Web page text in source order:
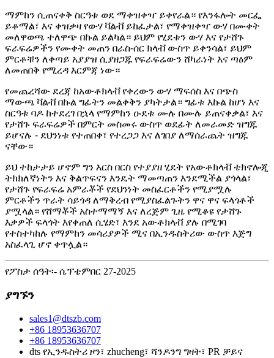
ማምከን ሲጠናቀቅ ስርዓቱ ወደ ማቀዝቀዣ ይቀየራል። የእንፋሎት መርፌ
ይቆማል፣ እና ቀዝቃዛ የውሃ ቫልቭ ይከፈታል፣ የማቀዝቀዣ ውሃ በሙቀት
መለዋወጫ ተለዋጭ በኩል ይልካል። ይህም የሂደቱን ውሃ እና የታሸጉ
ፍራፍሬዎችን የሙቀት መጠን በራስ-ሰር ክላቭ ውስጥ ይቀንሳል፣ ይህም
ምርቶቹን ለቀጣይ አያያዝ ሲያዘጋጁ የፍራፍሬውን ሸካራነት እና ጣዕም
ለመጠበቅ የሚረዳ እርምጃ ነው።
የመጨረሻው ደረጃ ከአውቶክላቭ የቀረውን ውሃ ማፍሰስ እና በጭስ
ማውጫ ቫልቭ በኩል ግፊትን መልቀቅን ያካትታል። ግፊቱ እኩል ከሆነ እና
ስርዓቱ ባዶ ከተደረገ በኋላ የማምከን ዑደቱ ሙሉ በሙሉ ይጠናቀቃል፣ እና
የታሸጉ ፍራፍሬዎች በምርት መስመሩ ውስጥ ወደፊት ለመራመድ ዝግጁ
ይሆናሉ - ደህንነቱ የተጠበቀ፣ የተረጋጋ እና ለገበያ ለማሰራጨት ዝግጁ
ናቸው።
ይህ ተከታታይ ሆኖም ግን እርስ በርስ የተያያዘ ሂደት የአውቶክላቭ ቴክኖሎጂ
ትክክለኛነትን እና ቅልጥፍናን እንዴት ማመጣጠን እንደሚችል ያጎላል፣
የታሸጉ የፍራፍሬ አምራቾች የደህንነት መስፈርቶችን የሚያሟሉ
ምርቶችን ጥራት ሳይጎዳ ለማቅረብ የሚያስፈልጉትን ዋና ዋና ፍላጎቶች
ያሟላል። የሸማቾች አስተማማኝ እና ለረጅም ጊዜ የሚቆዩ የታሸጉ
እቃዎች ፍላጎት እየቀጠለ ሲሄድ፣ እንደ አውቶክላቭ ያሉ በሚገባ
የተስተካከሉ የማምከን መሳሪያዎች ሚና በኢንዱስትሪው ውስጥ እጅግ
አስፈላጊ ሆኖ ቀጥሏል።
የፖስታ ሰዓት፡- ሴፕቴምበር 27-2025
ያግኙን
sales1@dtszb.com
+86 18953636707
+86 18953636707
dts የኢንዱስትሪ ዞን፣ zhucheng፣ ሻንዶንግ ግዛት፣ PR ቻይና